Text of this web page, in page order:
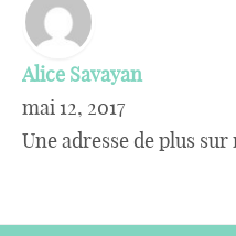
Alice Savayan
mai 12, 2017
Une adresse de plus